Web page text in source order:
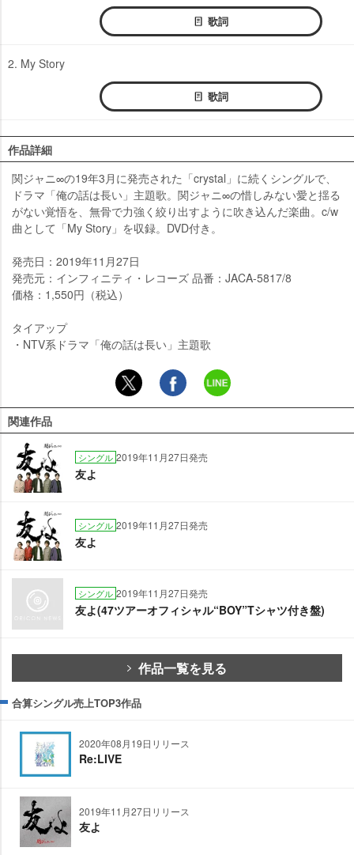
歌詞
2. My Story
歌詞
作品詳細
関ジャニ∞の19年3月に発売された「crystal」に続くシングルで、
ドラマ「俺の話は長い」主題歌。関ジャニ∞の惜しみない愛と揺る
がない覚悟を、無骨で力強く絞り出すように吹き込んだ楽曲。c/w
曲として「My Story」を収録。DVD付き。
発売日：2019年11月27日
発売元：インフィニティ・レコーズ 品番：JACA-5817/8
価格：1,550円（税込）
タイアップ
・NTV系ドラマ「俺の話は長い」主題歌
関連作品
シングル 2019年11月27日発売
友よ
シングル 2019年11月27日発売
友よ
シングル 2019年11月27日発売
友よ(47ツアーオフィシャル“BOY”Tシャツ付き盤)
作品一覧を見る
合算シングル売上TOP3作品
2020年08月19日リリース
Re:LIVE
2019年11月27日リリース
友よ